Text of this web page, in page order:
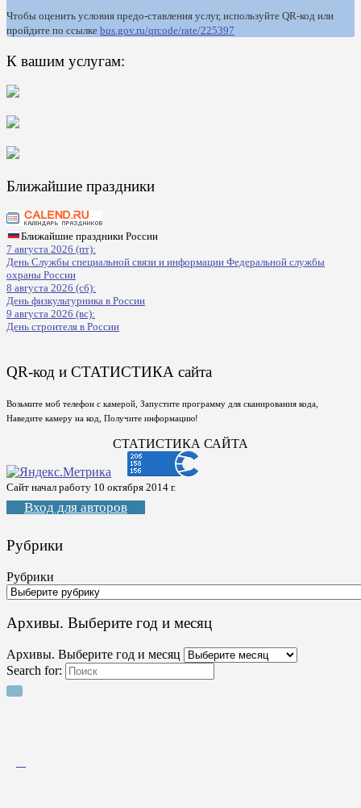
Чтобы оценить условия предо-ставления услуг, используйте QR-код или
пройдите по ссылке bus.gov.ru/qrcode/rate/225397
К вашим услугам:
Ближайшие праздники
Ближайшие праздники России
7 августа 2026 (пт):
День Службы специальной связи и информации Федеральной службы
охраны России
8 августа 2026 (сб):
День физкультурника в России
9 августа 2026 (вс):
День строителя в России
QR-код и СТАТИСТИКА сайта
Возьмите моб телефон с камерой, Запустите программу для сканирования кода,
Наведите камеру на код, Получите информацию!
СТАТИСТИКА САЙТА
Сайт начал работу 10 октября 2014 г.
Вход для авторов
Рубрики
Рубрики
Архивы. Выберите год и месяц
Архивы. Выберите год и месяц
Search for: